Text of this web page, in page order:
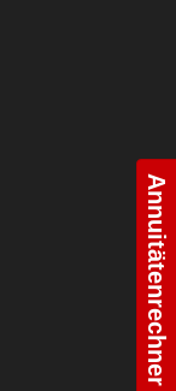
Annuitätenrechner